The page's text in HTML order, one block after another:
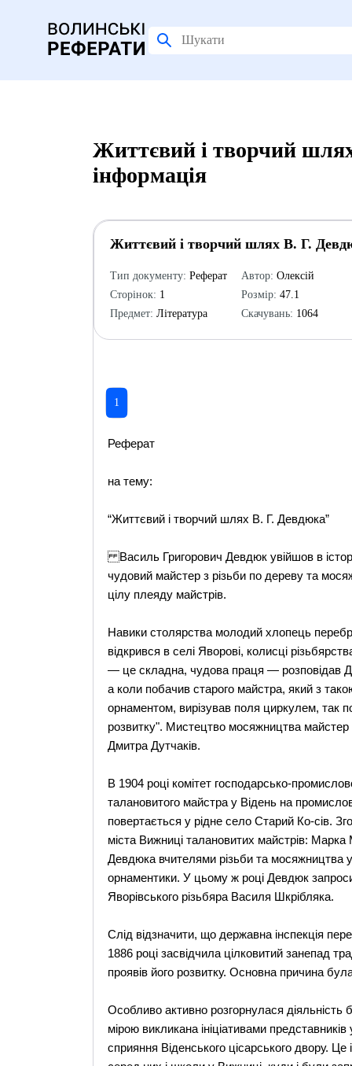
Життєвий і творчий
інформація
Життєвий і творчий шлях В. Г.
Тип документу: Реферат
Сторінок: 1
Предмет: Література
Автор: Олексій
Розмір: 47.1
Скачувань: 1064
1
Реферат
на тему:
“Життєвий і творчий шлях В. Г. Девдюка”
Василь Григорович Девдюк увійшов в
чудовий майстер з різьби по дереву та
цілу плеяду майстрів.
Навики столярства молодий хлопець
відкрився в селі Яворові, колисці
— це складна, чудова праця — розповідав
а коли побачив старого майстра, який з
орнаментом, вирізував поля циркулем, так
розвитку". Мистецтво мосяжництва
Дмитра Дутчаків.
В 1904 році комітет господарсько-
талановитого майстра у Відень на
повертається у рідне село Старий Ко-сів.
міста Вижниці талановитих майстрів:
Девдюка вчителями різьби та мосяжництва
орнаментики. У цьому ж році Девдюк
Яворівського різьбяра Василя Шкрібляка.
Слід відзначити, що державна інспекція
1886 році засвідчила цілковитий занепад
проявів його розвитку. Основна причина
Особливо активно розгорнулася діяльність
мірою викликана ініціативами
сприяння Віденського цісарського двору.